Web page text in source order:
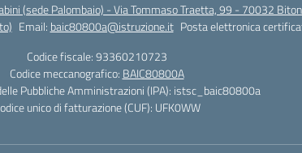
(sede Palombaio) - Via Tommaso Traetta, 99 - 70032
Email: baic80800a@istruzione.it Posta elettronica
Codice fiscale: 93360210723
Codice meccanografico: BAIC80800A
Pubbliche Amministrazioni (IPA): istsc_baic80800a
unico di fatturazione (CUF): UFK0WW